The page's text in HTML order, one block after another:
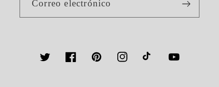
Correo electrónico
TwitterFacebookPinterestInstagramTikTokYouTube